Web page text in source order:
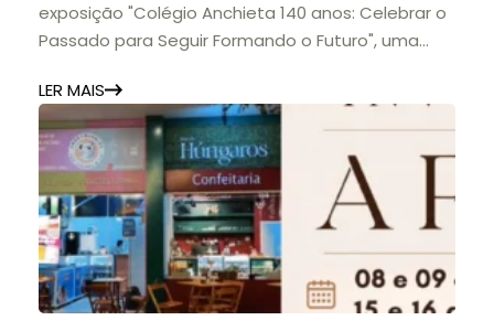
exposição "Colégio Anchieta 140 anos: Celebrar o
Passado para Seguir Formando o Futuro", uma
importantes instituições de ensino de Nova
Friburgo e do Brasil.
A mostra convida o público a conhecer o legado
do Colégio Anchieta por meio de documentos,
histórias e marcos que evidenciam sua
contribuição para a educação, a cultura e a
formação de gerações.
📍 Casarão Julius Arp
LER MAIS